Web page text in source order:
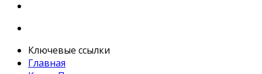
Ключевые ссылки
Главная